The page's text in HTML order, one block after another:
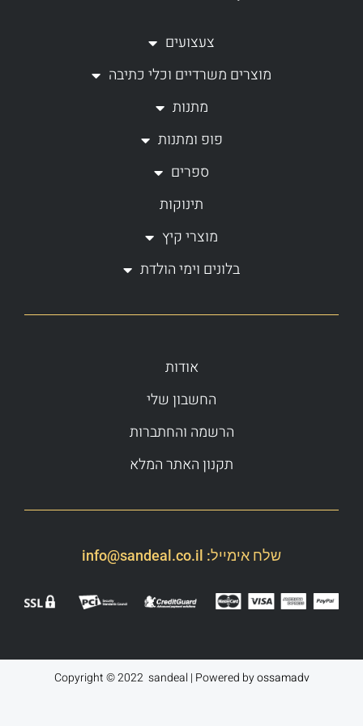
b
o
o
k
f
a
r
a
צעצועים
מוצרים משרדיים וכלי כתיבה
מתנות
פופ ומתנות
ספרים
תינוקות
מוצרי קיץ
בלונים וימי הולדת
אודות
החשבון שלי
הרשמה והחתברות
תקנון האתר המלא
שלח אימייל: info@sandeal.co.il
Copyright © 2022 sandeal | Powered byossamadv